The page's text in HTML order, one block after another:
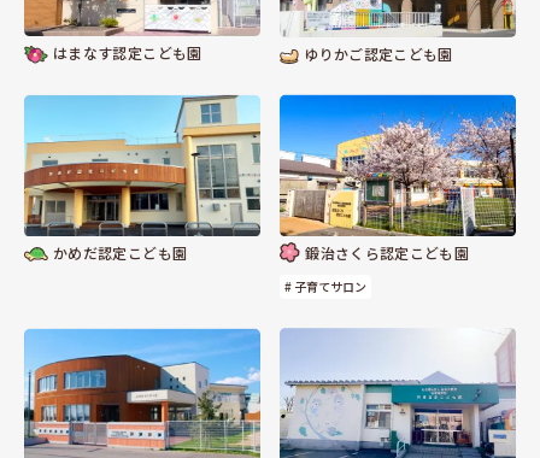
はまなす認定こども園 ゆりかご認定こども園
かめだ認定こども園 鍛治さくら認定こども園
# 子育てサロン